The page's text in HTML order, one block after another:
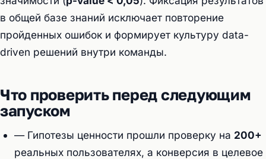
в общей базе знаний исключает повторение
пройденных ошибок и формирует культуру data-
driven решений внутри команды.
Что проверить перед следующим
запуском
— Гипотезы ценности прошли проверку на 200+
реальных пользователях, а конверсия в целевое